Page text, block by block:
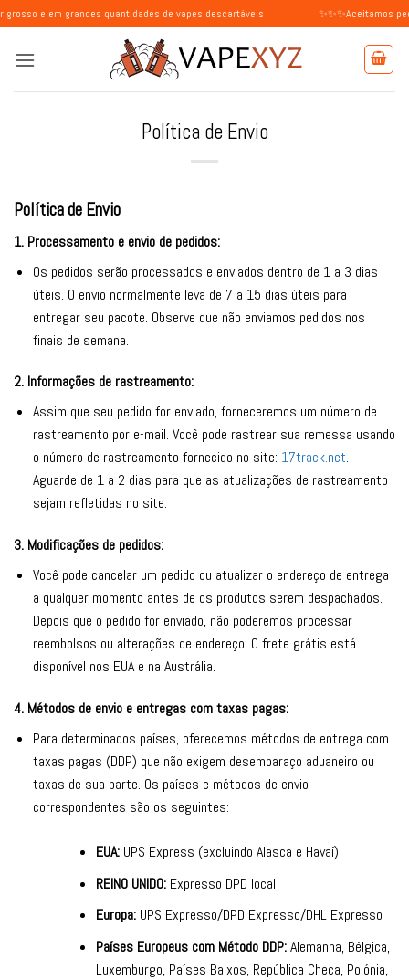
Skip
to
content
em grandes quantidades de vapes descartáveis ✨✨✨Aceitamos pedidos
Política de Envio
Política de Envio
1. Processamento e envio de pedidos:
Os pedidos serão processados e enviados dentro de 1 a 3 dias
úteis. O envio normalmente leva de 7 a 15 dias úteis para
entregar seu pacote. Observe que não enviamos pedidos nos
finais de semana.
2. Informações de rastreamento:
Assim que seu pedido for enviado, forneceremos um número de
rastreamento por e-mail. Você pode rastrear sua remessa usando
o número de rastreamento fornecido no site: 17track.net.
Aguarde de 1 a 2 dias para que as atualizações de rastreamento
sejam refletidas no site.
3. Modificações de pedidos:
Você pode cancelar um pedido ou atualizar o endereço de entrega
a qualquer momento antes de os produtos serem despachados.
Depois que o pedido for enviado, não poderemos processar
reembolsos ou alterações de endereço. O frete grátis está
disponível nos EUA e na Austrália.
4. Métodos de envio e entregas com taxas pagas:
Para determinados países, oferecemos métodos de entrega com
taxas pagas (DDP) que não exigem desembaraço aduaneiro ou
taxas de sua parte. Os países e métodos de envio
correspondentes são os seguintes:
EUA:UPS Express (excluindo Alasca e Havaí)
REINO UNIDO:Expresso DPD local
Europa:UPS Expresso/DPD Expresso/DHL Expresso
Países Europeus com Método DDP:Alemanha, Bélgica,
Luxemburgo, Países Baixos, República Checa, Polónia,